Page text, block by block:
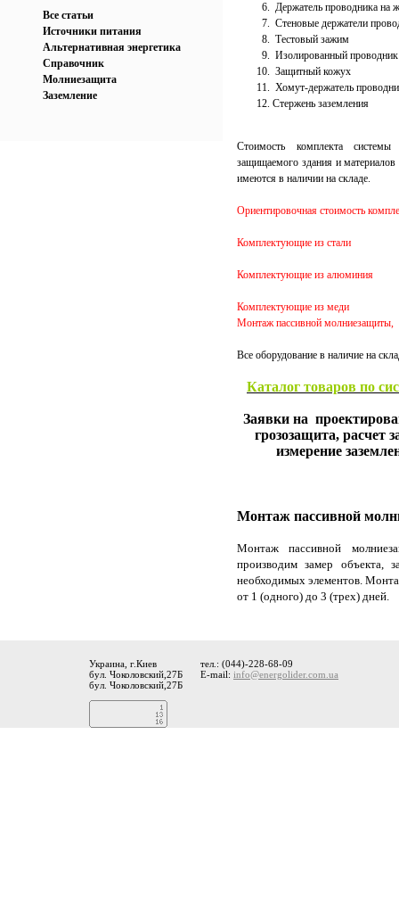
Все статьи
Источники питания
Альтернативная энергетика
Справочник
Молниезащита
Заземление
Держатель проводника на
Стеновые держатели
Тестовый зажим
Изолированный проводник
Защитный кожух
Хомут-держатель
Стержень заземления
Стоимость комплекта
защищаемого здания и
имеются в наличии на складе.
Ориентировочная стоимость
Комплектующие из стали
Комплектующие из алюминия
Комплектующие из меди
Монтаж пассивной молниезащиты,
Все оборудование в наличие на
Каталог товаров по
Заявки на
грозозащита, расчет
измерение
Монтаж пассивной
Монтаж пассивной
производим замер объекта,
необходимых элементов.
от 1 (одного) до 3 (трех) дней.
Украина, г.Киев
бул. Чоколовский,27Б
бул. Чоколовский,27Б
тел.: (044)-228-68-09
E-mail: info@energolider.com.ua